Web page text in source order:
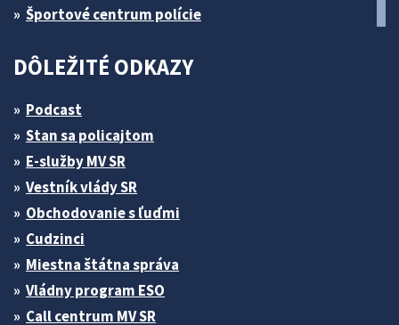
Športové centrum polície
DÔLEŽITÉ ODKAZY
Podcast
Stan sa policajtom
E-služby MV SR
Vestník vlády SR
Obchodovanie s ľuďmi
Cudzinci
Miestna štátna správa
Vládny program ESO
Call centrum MV SR